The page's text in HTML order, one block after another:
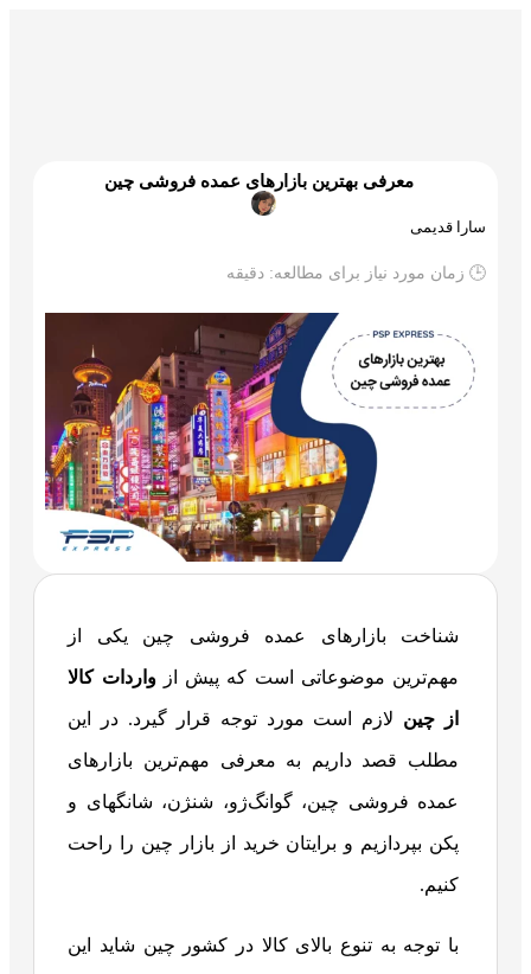
معرفی بهترین بازارهای عمده فروشی چین
سارا قدیمی
🕒 زمان مورد نیاز برای مطالعه: دقیقه
شناخت بازارهای عمده فروشی چین یکی از
مهم‌ترین موضوعاتی است که پیش ازواردات کالا
از چین لازم است مورد توجه قرار گیرد. در این
مطلب قصد داریم به معرفی مهم‌ترین بازارهای
عمده فروشی چین، گوانگ‌ژو، شنژن، شانگهای و
پکن بپردازیم و برایتان خرید از بازار چین را راحت
کنیم.
با توجه به تنوع بالای کالا در کشور چین شاید این